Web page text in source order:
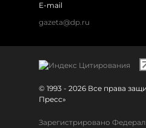
E-mail
gazeta@dp.ru
© 1993 - 2026 Все права
Пресс»
Зарегистрировано